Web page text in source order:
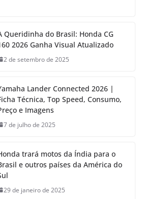
Queridinha do Brasil: Honda CG
2026 Ganha Visual Atualizado
2 de setembro de 2025
Lander Connected 2026 |
Técnica, Top Speed, Consumo,
e Imagens
7 de julho de 2025
trará motos da Índia para o
e outros países da América do
29 de janeiro de 2025